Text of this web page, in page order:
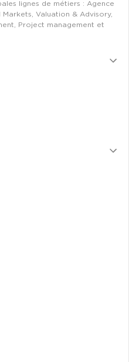
lignes de métiers : Agence
Valuation & Advisory,
Project management et